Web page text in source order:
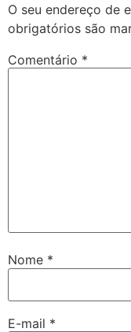
O seu endereço de
obrigatórios são
Comentário *
Nome *
E-mail *